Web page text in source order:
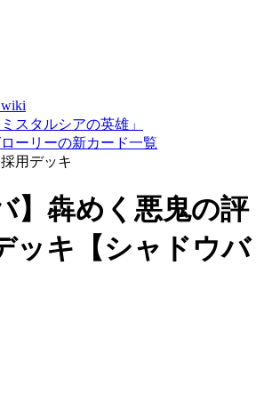
スタルシアの英雄」
ーリーの新カード一覧
用デッキ
】犇めく悪鬼の評
ッキ【シャドウバ